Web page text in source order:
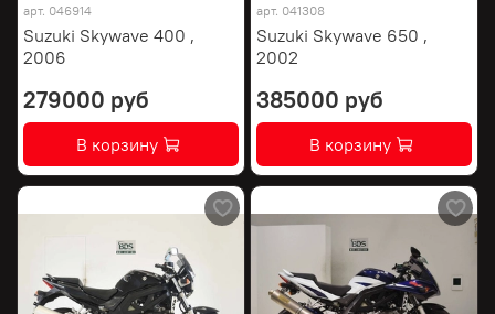
арт. 046914
Suzuki Skywave 400 ,
2006
279000 руб
В корзину
арт. 041308
Suzuki Skywave 650 ,
2002
385000 руб
В корзину